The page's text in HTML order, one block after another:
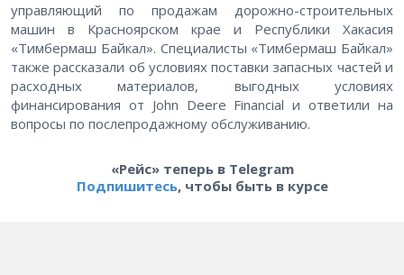
управляющий по продажам дорожно-строительных
машин в Красноярском крае и Республики Хакасия
«Тимбермаш Байкал». Специалисты «Тимбермаш Байкал»
также рассказали об условиях поставки запасных частей и
расходных материалов, выгодных условиях
финансирования от John Deere Financial и ответили на
вопросы по послепродажному обслуживанию.
«Рейс» теперь в Telegram
Подпишитесь, чтобы быть в курсе